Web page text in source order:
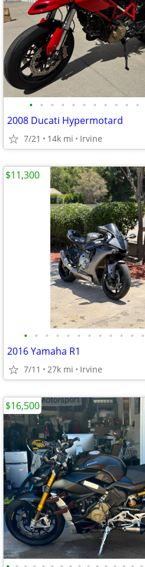
• • • • • • • • • • •
2008 Ducati Hypermotard
7/21 14k mi Irvine
• • • • • • • • • • • •
2016 Yamaha R1
7/11 27k mi Irvine
$11,300
$16,500